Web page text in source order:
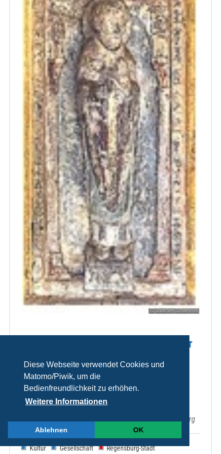
Diese Webseite verwendet Cookies und
Matomo/Piwik, um die
Bedienfreundlichkeit zu erhöhen.
Weitere Informationen
Ablehnen OK
© Joachim Schamriss
Führungen durch die Schatzkammer
und die östlichen Krypten
(Emmerams-(Ring-)) und
Ramwoldkrypta.
Sa 08.08.2026, 15:00 Uhr
EmmeramForum, Emmeramsplatz 3, 93047 Regensburg
Kultur Gesellschaft Regensburg-Stadt